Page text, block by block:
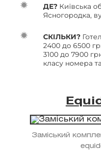
ДЕ? Київська
Ясногородка,
СКІЛЬКИ?
2400 до 6500
3100 до 7900
класу номера
Заміський